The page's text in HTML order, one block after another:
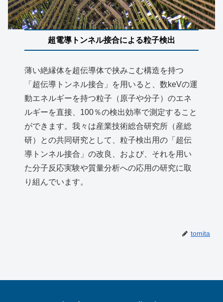
超電導トンネル接合による粒子検出
薄い絶縁体を超伝導体で挟みこむ構造を持つ
「超伝導トンネル接合」を用いると、数keVの運
動エネルギーを持つ粒子（原子や分子）のエネ
ルギーを直接、100％の検出効率で測定すること
ができます。我々は産業技術総合研究所（産総
研）との共同研究として、粒子検出用の「超伝
導トンネル接合」の改良、および、それを用い
た分子反応実験や質量分析への応用の研究に取
り組んでいます。
tomita